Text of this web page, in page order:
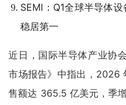
SEMI：Q1全球半导体
稳居第一
近日，国际半导体产业协
市场报告》中指出，2026
售额达 365.5 亿美元，季